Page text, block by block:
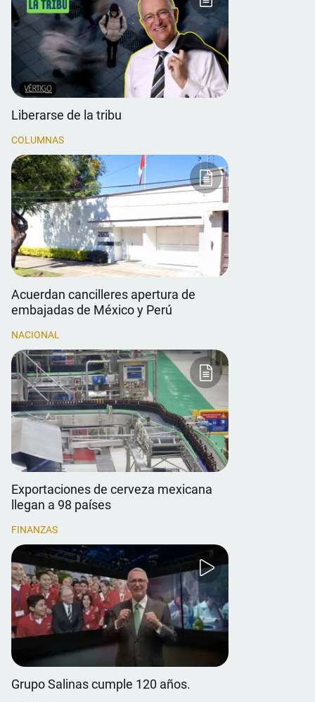
Liberarse de la tribu
COLUMNAS
Acuerdan cancilleres apertura de
embajadas de México y Perú
NACIONAL
Exportaciones de cerveza mexicana
llegan a 98 países
FINANZAS
Grupo Salinas cumple 120 años.